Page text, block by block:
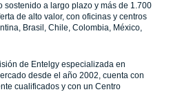
a largo plazo y más de 1.700
de alto valor, con oficinas y centros
Brasil, Chile, Colombia, México,
de Entelgy especializada en
desde el año 2002, cuenta con
cualificados y con un Centro